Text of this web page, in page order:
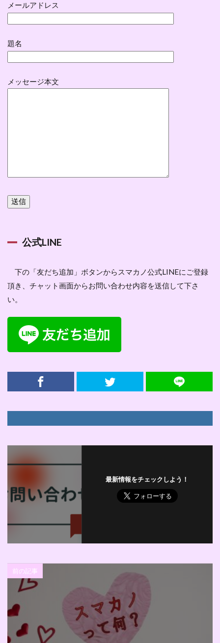
メールアドレス
題名
メッセージ本文
公式LINE
下の「友だち追加」ボタンからスマカノ公式LINEにご登録
頂き、チャット画面からお問い合わせ内容を送信して下さ
い。
最新情報をチェックしよう！
前の記事